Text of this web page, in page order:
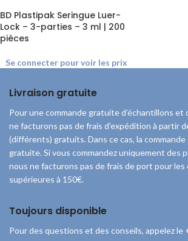
BD Plastipak Seringue Luer-
Lock – 3-parties – 3 ml | 200
pièces
Se connecter pour voir les prix
Livraison gratuite
Pour une commande gratuite d’échantillons et
ne facturons pas de frais d’expédition à partir
(différents) gratuits. Dans ce cas, la
gratuite. Si vous commandez uniquement des
nous ne facturons pas de frais de port pour les
supérieures à 150€.
Toujours disponible
Pour des questions et des conseils, appelez le